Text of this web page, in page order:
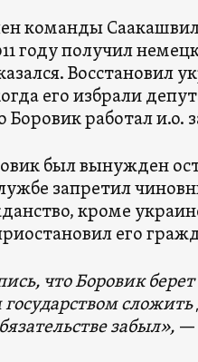
команды
году получил
Восстановил
его избрали
Боровик работал и.о.
был вынужден
запретил
кроме
его
что Боровик берет
сложить
забыл»,—